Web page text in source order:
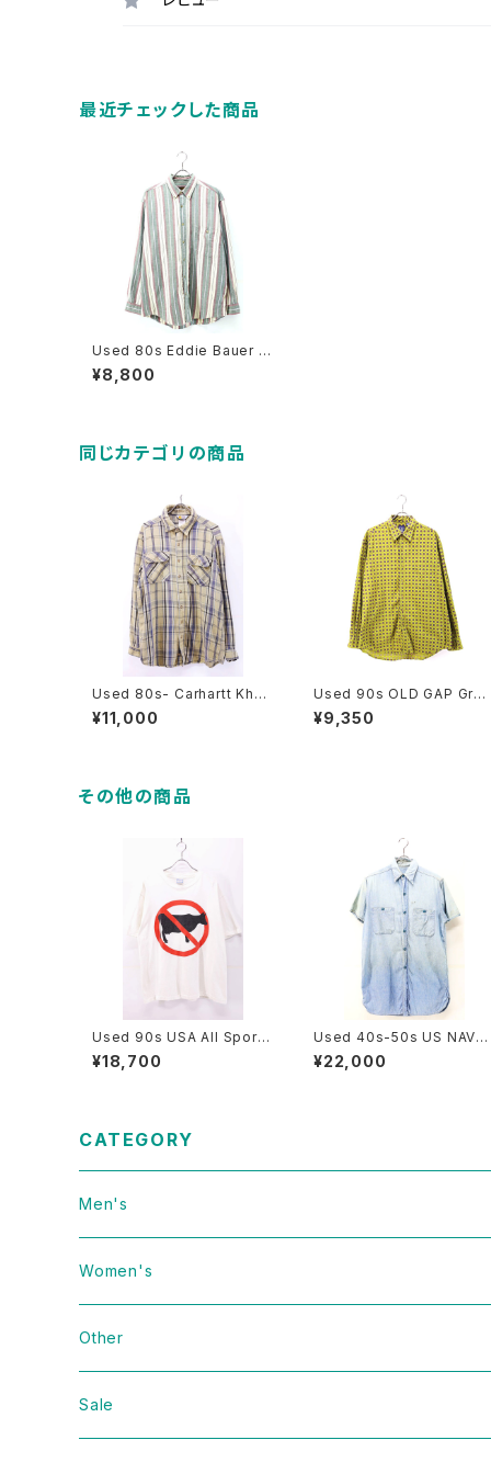
最近チェックした商品
Used 80s Eddie Bauer N
erd Stripes Cotton BD Sh
hirt Size L 古着
¥8,800
同じカテゴリの商品
Used 80s- Carhartt Khak
i×Gray Heavy Nel Shirt Si
ze XL 相当 古着
¥11,000
Used 90s OLD GAP
n All Over Graphic BD
rt Size L 古着
¥9,350
その他の商品
Used 90s USA All Sport
Dont Have a Cow Art Me
ssage Graphic T-Shirt Si
¥18,700
Used 40s-50s US NAVY
Blue Chambray Cut Off
hirt Size 14 1/2 古着
¥22,000
CATEGORY
Men's
Vintage
Domestic
Jacket
Women's
Vintage
Domestic
Other
bag
Sale